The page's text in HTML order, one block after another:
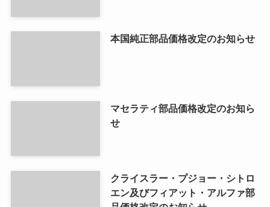
本国純正部品価格改定のお知らせ
マセラティ部品価格改定のお知ら
せ
クライスラー・プジョー・シトロ
エン及びフィアット・アルファ部